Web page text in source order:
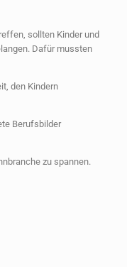
sollten Kinder und
Dafür mussten
den Kindern
Berufsbilder
zu spannen.